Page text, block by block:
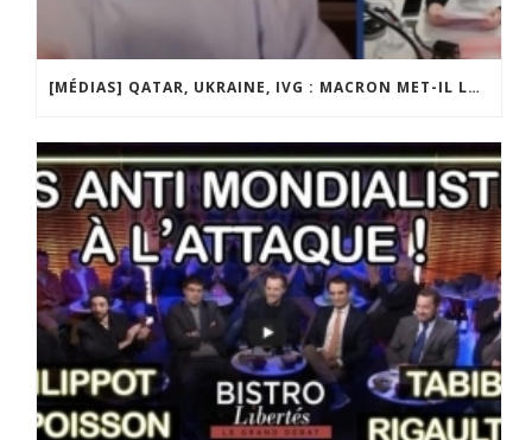
[MÉDIAS] QATAR, UKRAINE, IVG : MACRON MET-IL LA FRANCE EN DANGER ? JF POISSON INVITÉ DE LIGNE DROITE SUR RADIO COURTOISIE